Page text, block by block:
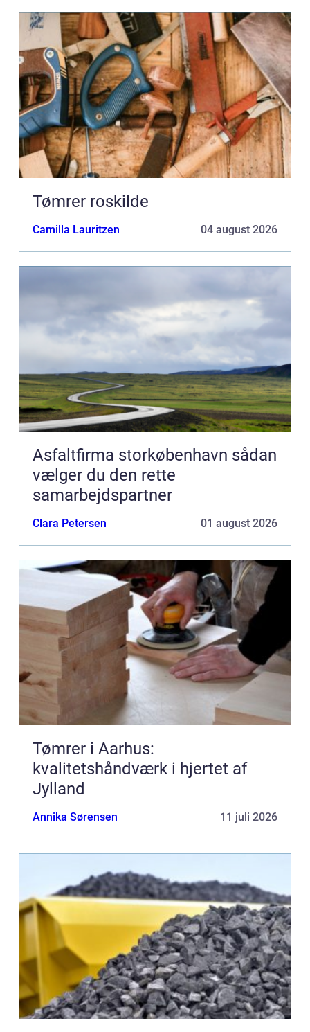
Tømrer roskilde
Camilla Lauritzen 04 august 2026
Asfaltfirma storkøbenhavn sådan
vælger du den rette
samarbejdspartner
Clara Petersen 01 august 2026
Tømrer i Aarhus:
kvalitetshåndværk i hjertet af
Jylland
Annika Sørensen 11 juli 2026